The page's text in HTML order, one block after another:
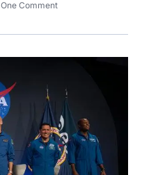
One Comment